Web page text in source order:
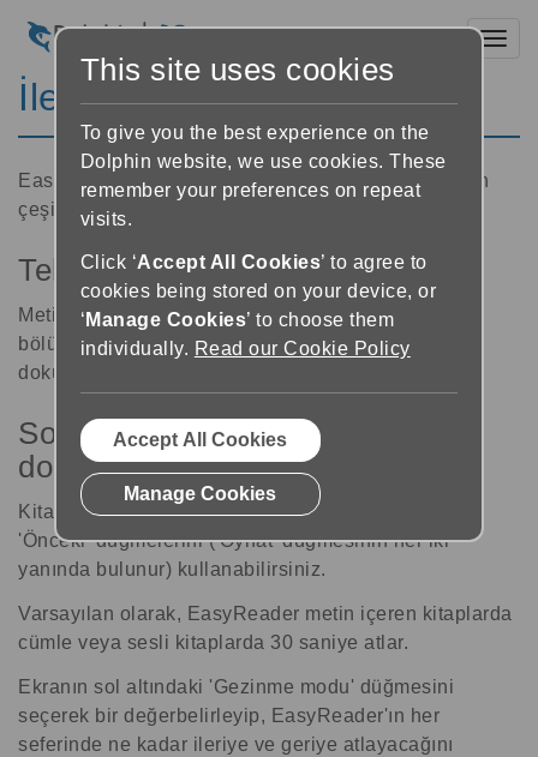
İleri ve geri atlama
EasyReader ile kitapta ileriye ve geriye atlamak için
çeşitli yollar vardır
Tek tıklama ile dolaşım
Metin içeren bir kitabı okurken, vurguyu kitabın o
bölümüne taşımak için kitabın herhangi bir yerine
dokunabilirsiniz.
Sonraki ve önceki düğmeleriyle
dolaşım
Kitapta ileriye ve geriye atlamak için 'Sonraki' ve
'Önceki' düğmelerini ('Oynat' düğmesinin her iki
yanında bulunur) kullanabilirsiniz.
Varsayılan olarak, EasyReader metin içeren kitaplarda
cümle veya sesli kitaplarda 30 saniye atlar.
Ekranın sol altındaki 'Gezinme modu' düğmesini
seçerek bir değerbelirleyip, EasyReader'ın her
seferinde ne kadar ileriye ve geriye atlayacağını
This site uses cookies
To give you the best experience on the
Dolphin website, we use cookies. These
remember your preferences on repeat
visits.
Click ‘Accept All Cookies’ to agree to
cookies being stored on your device, or
‘ Manage Cookies’ to choose them
individually. Read our Cookie Policy
Accept All Cookies
Manage Cookies